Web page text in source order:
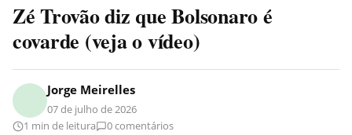
Zé Trovão diz que Bolsonaro é
covarde (veja o vídeo)
Jorge Meirelles
07 de julho de 2026
1 min de leitura
0 comentários